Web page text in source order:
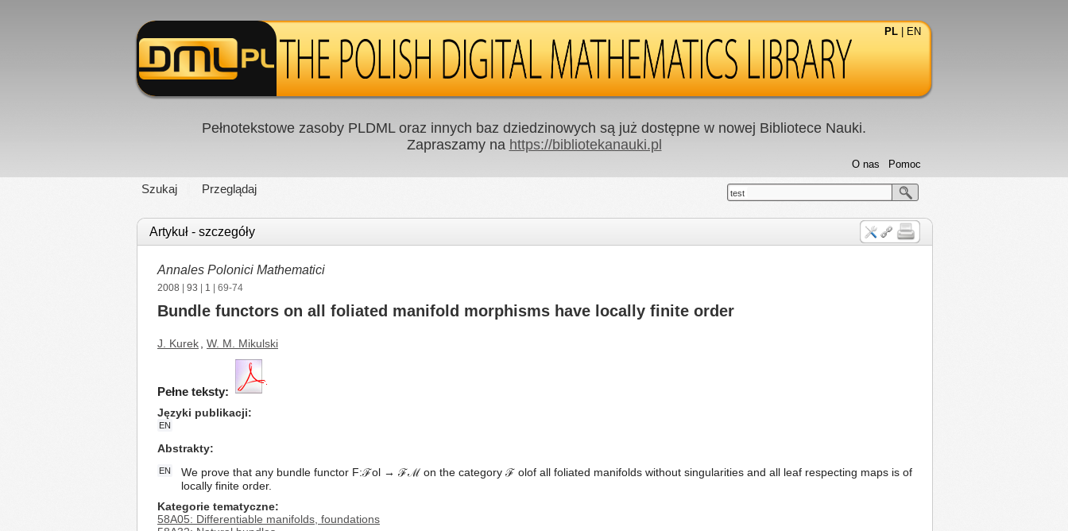
PL EN
Pełnotekstowe zasoby PLDML oraz innych baz dziedzinowych są już dostępne w nowej Bibliotece Nauki.
Zapraszamy na https://bibliotekanauki.pl
Szukaj Przeglądaj
Pomoc
O nas
test
Artykuł - szczegóły
Annales Polonici Mathematici
2008 93 1 | 69-74
Bundle functors on all foliated manifold morphisms have locally finite order
J. Kurek W. M. Mikulski
Pełne teksty:
Języki publikacji
EN
Abstrakty
EN
We prove that any bundle functor F:ℱol → ℱℳ on the category ℱ olof all foliated manifolds without singularities and all leaf respecting maps is of
locally finite order.
Kategorie tematyczne
58A05: Differentiable manifolds, foundations